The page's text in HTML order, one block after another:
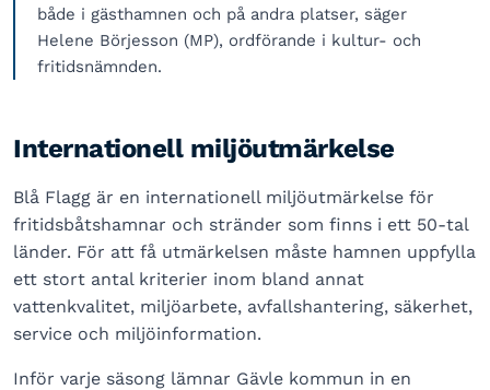
både i gästhamnen och på andra platser, säger
Helene Börjesson (MP), ordförande i kultur- och
fritidsnämnden.
Internationell miljöutmärkelse
Blå Flagg är en internationell miljöutmärkelse för
fritidsbåtshamnar och stränder som finns i ett 50-tal
länder. För att få utmärkelsen måste hamnen uppfylla
ett stort antal kriterier inom bland annat
vattenkvalitet, miljöarbete, avfallshantering, säkerhet,
service och miljöinformation.
Inför varje säsong lämnar Gävle kommun in en